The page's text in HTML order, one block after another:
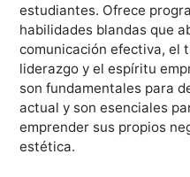
estudiantes. Ofrece
habilidades blandas que
comunicación efectiva, el
liderazgo y el espíritu
son fundamentales para
actual y son esenciales
emprender sus propios
estética.